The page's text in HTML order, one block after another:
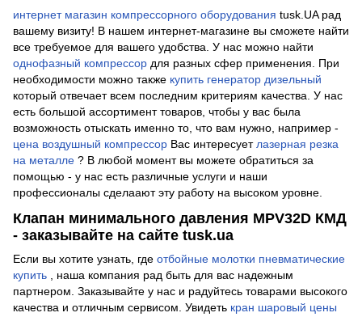
интернет магазин компрессорного оборудования tusk.UA рад
вашему визиту! В нашем интернет-магазине вы сможете найти
все требуемое для вашего удобства. У нас можно найти
однофазный компрессор для разных сфер применения. При
необходимости можно также купить генератор дизельный
который отвечает всем последним критериям качества. У нас
есть большой ассортимент товаров, чтобы у вас была
возможность отыскать именно то, что вам нужно, например -
цена воздушный компрессор Вас интересуетлазерная резка
на металле ? В любой момент вы можете обратиться за
помощью - у нас есть различные услуги и наши
профессионалы сделаают эту работу на высоком уровне.
Клапан минимального давления MPV32D КМД
- заказывайте на сайте tusk.ua
Если вы хотите узнать, где отбойные молотки пневматические
купить , наша компания рад быть для вас надежным
партнером. Заказывайте у нас и радуйтесь товарами высокого
качества и отличным сервисом. Увидеть кран шаровый цены